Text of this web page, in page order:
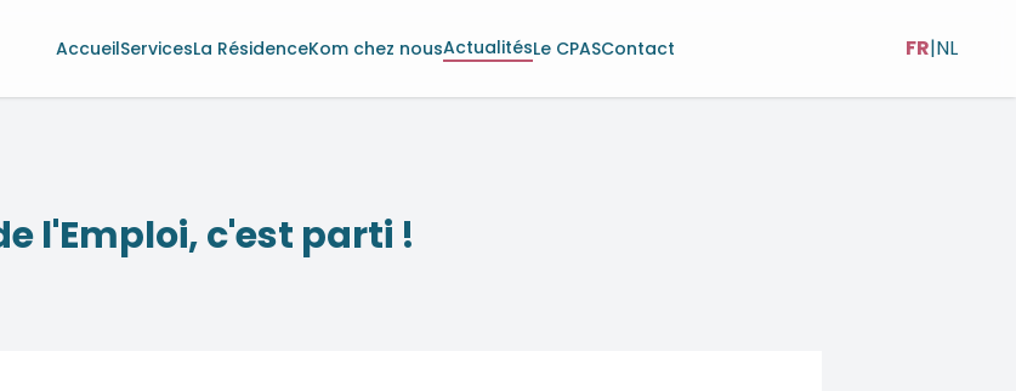
AccueilServicesLa RésidenceKom chez nousActualitésLe CPASContact FR|NL
l'Emploi, c'est parti !